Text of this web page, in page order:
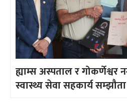
ह्याम्स अस्पताल र गोकर्णेश्वर
स्वास्थ्य सेवा सहकार्य सम्झौता